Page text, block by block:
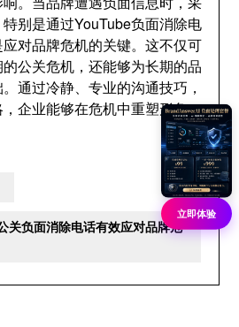
别是通过YouTube负面消除电
对品牌危机的关键。这不仅可
公关危机，还能够为长期的品
通过冷静、专业的沟通技巧，
企业能够在危机中重塑形象，
关负面消除电话有效应对品牌危
立即体验